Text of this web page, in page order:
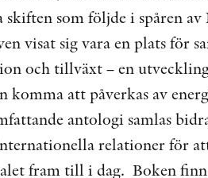
skiften som följde i spåren
visat sig vara en plats för
och tillväxt – en
komma att påverkas av
antologi samlas
relationer för
fram till i dag. Boken